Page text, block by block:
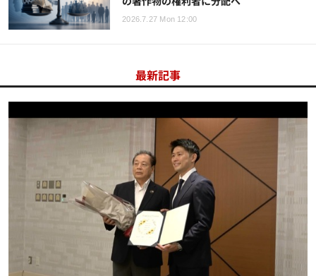
2026.7.27 Mon 12:00
最新記事